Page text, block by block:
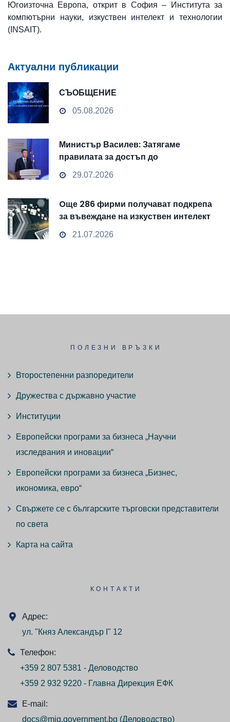
Югоизточна Европа, открит в София – Института за
компютърни науки, изкуствен интелект и технологии
(INSAIT).
Актуални публикации
СЪОБЩЕНИЕ
05.08.2026
Министър Василев: Затягаме
правилата за достъп до
чувствителни данни
29.07.2026
Oще 286 фирми получават подкрепа
за въвеждане на изкуствен интелект
и облачни технологии
21.07.2026
ПОЛЕЗНИ ВРЪЗКИ
Второстепенни разпоредители
Дружества с държавно участие
Институции
Европейски програми за бизнеса „Научни
изследвания и иновации“
Европейски програми за бизнеса „Бизнес,
икономика, евро“
Свържете се с българските търговски представители
по света
Карта на сайта
КОНТАКТИ
Адрес:
ул. "Княз Александър I" 12
Телефон:
+359 2 807 5381 - Деловодство
+359 2 932 9220 - Главна Дирекция ЕФК
E-mail:
docs@mig.government.bg (Деловодство)